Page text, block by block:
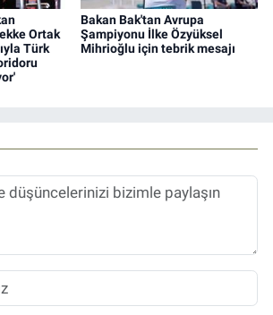
Ortak
Türk
Bakan Bak'tan Avrupa
Şampiyonu İlke Özyüksel
Mihrioğlu için tebrik mesajı